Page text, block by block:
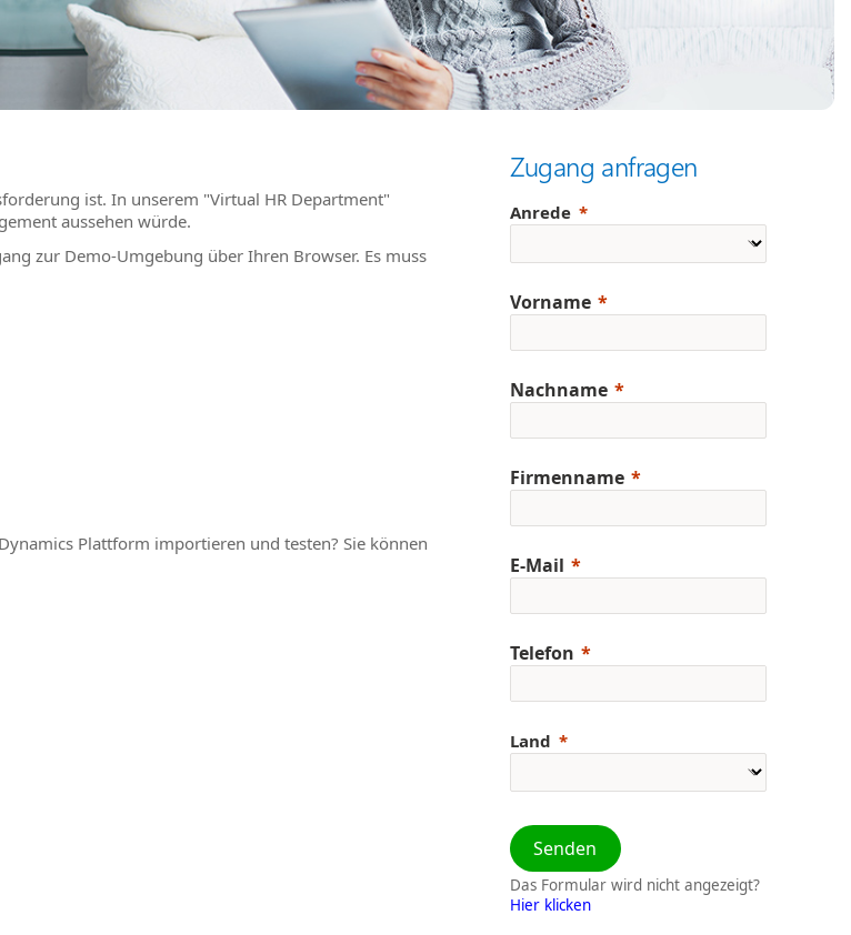
ist. In unserem "Virtual HR Department"
aussehen würde.
zur Demo-Umgebung über Ihren Browser. Es muss
Plattform importieren und testen? Sie können
Zugang anfragen
Anrede
Vorname
Nachname
Firmenname
E-Mail
Telefon
Land
Senden
Das Formular wird nicht angezeigt?
Hier klicken